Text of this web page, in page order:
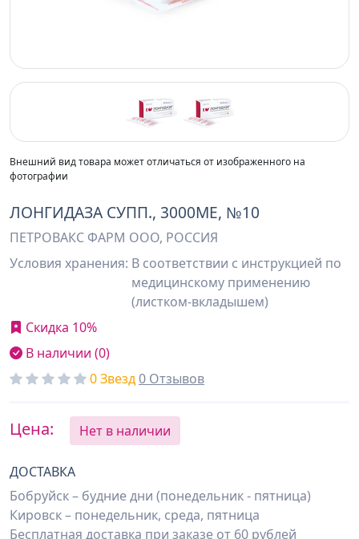
Внешний вид товара может отличаться от изображенного на
фотографии
ЛОНГИДАЗА СУПП., 3000МЕ, №10
ПЕТРОВАКС ФАРМ ООО, РОССИЯ
Условия хранения: В соответствии с инструкцией по
медицинскому применению
(листком-вкладышем)
Скидка 10%
В наличии (0)
0 Звезд0 Отзывов
Цена: Нет в наличии
ДОСТАВКА
Бобруйск – будние дни (понедельник - пятница)
Кировск – понедельник, среда, пятница
Бесплатная доставка при заказе от 60 рублей